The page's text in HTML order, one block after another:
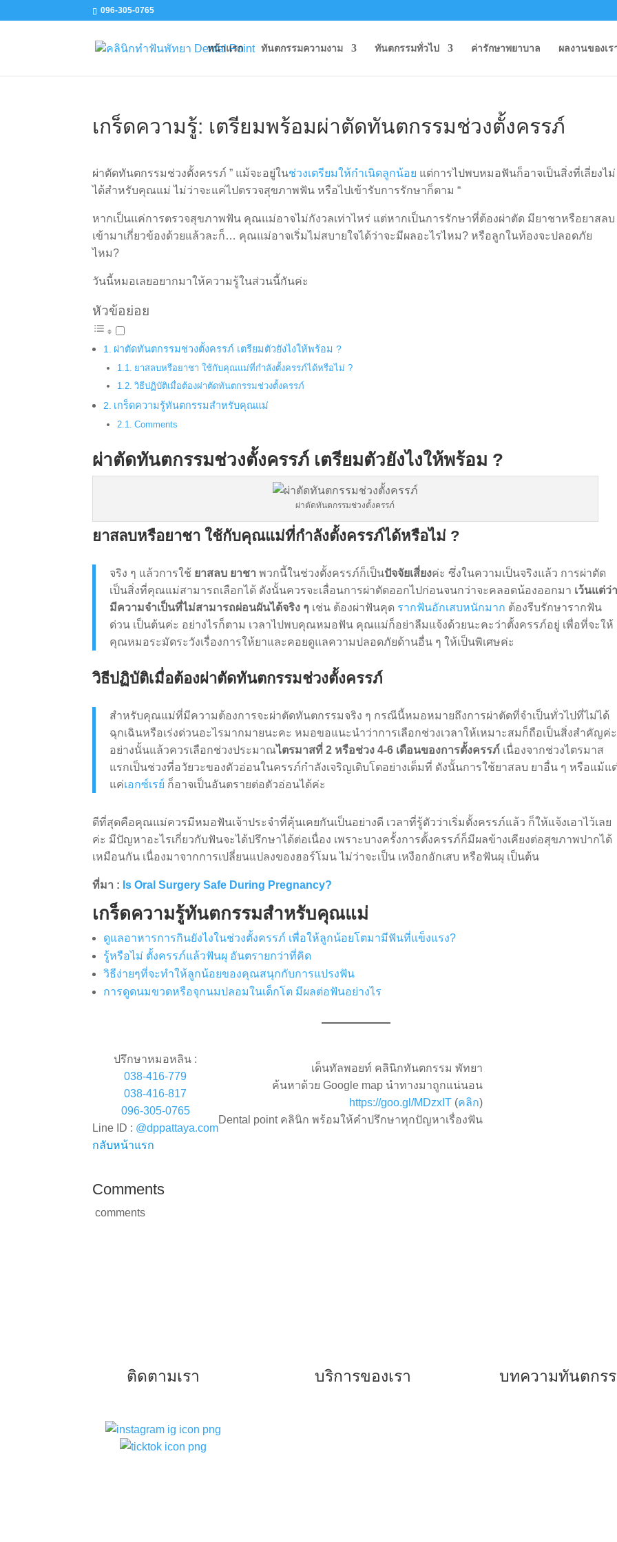
096-305-0765
หน้าแรก ทันตกรรมความงาม ทันตกรรมทั่วไป ค่ารักษาพยาบาล ผลงานของเร
เกร็ดความรู้: เตรียมพร้อมผ่าตัดทันตกรรมช่วงตั้งครรภ์
ผ่าตัดทันตกรรมช่วงตั้งครรภ์ ” แม้จะอยู่ในช่วงเตรียมให้กำเนิดลูกน้อย แต่การไปพบหมอฟันก็อาจเป็นสิ่งที่เลี่ยงไม่
ได้สำหรับคุณแม่ ไม่ว่าจะแค่ไปตรวจสุขภาพฟัน หรือไปเข้ารับการรักษาก็ตาม “
หากเป็นแค่การตรวจสุขภาพฟัน คุณแม่อาจไม่กังวลเท่าไหร่ แต่หากเป็นการรักษาที่ต้องผ่าตัด มียาชาหรือยาสลบ
เข้ามาเกี่ยวข้องด้วยแล้วละก็… คุณแม่อาจเริ่มไม่สบายใจได้ว่าจะมีผลอะไรไหม? หรือลูกในท้องจะปลอดภัย
ไหม?
วันนี้หมอเลยอยากมาให้ความรู้ในส่วนนี้กันค่ะ
หัวข้อย่อย
ผ่าตัดทันตกรรมช่วงตั้งครรภ์ เตรียมตัวยังไงให้พร้อม ?
ยาสลบหรือยาชา ใช้กับคุณแม่ที่กำลังตั้งครรภ์ได้หรือไม่ ?
วิธีปฏิบัติเมื่อต้องผ่าตัดทันตกรรมช่วงตั้งครรภ์
เกร็ดความรู้ทันตกรรมสำหรับคุณแม่
Comments
ผ่าตัดทันตกรรมช่วงตั้งครรภ์ เตรียมตัวยังไงให้พร้อม ?
ผ่าตัดทันตกรรมช่วงตั้งครรภ์
ยาสลบหรือยาชา ใช้กับคุณแม่ที่กำลังตั้งครรภ์ได้หรือไม่ ?
จริง ๆ แล้วการใช้ ยาสลบ ยาชา พวกนี้ในช่วงตั้งครรภ์ก็เป็นปัจจัยเสี่ยงค่ะ ซึ่งในความเป็นจริงแล้ว การผ่าตัด
เป็นสิ่งที่คุณแม่สามารถเลือกได้ ดังนั้นควรจะเลื่อนการผ่าตัดออกไปก่อนจนกว่าจะคลอดน้องออกมา เว้นแต่ว่
มีความจำเป็นที่ไม่สามารถผ่อนผันได้จริง ๆ เช่น ต้องผ่าฟันคุด รากฟันอักเสบหนักมาก ต้องรีบรักษารากฟัน
ด่วน เป็นต้นค่ะ อย่างไรก็ตาม เวลาไปพบคุณหมอฟัน คุณแม่ก็อย่าลืมแจ้งด้วยนะคะว่าตั้งครรภ์อยู่ เพื่อที่จะให้
คุณหมอระมัดระวังเรื่องการให้ยาและคอยดูแลความปลอดภัยด้านอื่น ๆ ให้เป็นพิเศษค่ะ
วิธีปฏิบัติเมื่อต้องผ่าตัดทันตกรรมช่วงตั้งครรภ์
สำหรับคุณแม่ที่มีความต้องการจะผ่าตัดทันตกรรมจริง ๆ กรณีนี้หมอหมายถึงการผ่าตัดที่จำเป็นทั่วไปที่ไม่ได้
ฉุกเฉินหรือเร่งด่วนอะไรมากมายนะคะ หมอขอแนะนำว่าการเลือกช่วงเวลาให้เหมาะสมก็ถือเป็นสิ่งสำคัญค่ะ
อย่างนั้นแล้วควรเลือกช่วงประมาณไตรมาสที่2 หรือช่วง 4-6 เดือนของการตั้งครรภ์ เนื่องจากช่วงไตรมาส
แรกเป็นช่วงที่อวัยวะของตัวอ่อนในครรภ์กำลังเจริญเติบโตอย่างเต็มที่ ดังนั้นการใช้ยาสลบ ยาอื่น ๆ หรือแม้แ
แค่เอกซ์เรย์ ก็อาจเป็นอันตรายต่อตัวอ่อนได้ค่ะ
ดีที่สุดคือคุณแม่ควรมีหมอฟันเจ้าประจำที่คุ้นเคยกันเป็นอย่างดี เวลาที่รู้ตัวว่าเริ่มตั้งครรภ์แล้ว ก็ให้แจ้งเอาไว้เลย
ค่ะ มีปัญหาอะไรเกี่ยวกับฟันจะได้ปรึกษาได้ต่อเนื่อง เพราะบางครั้งการตั้งครรภ์ก็มีผลข้างเคียงต่อสุขภาพปากได้
เหมือนกัน เนื่องมาจากการเปลี่ยนแปลงของฮอร์โมน ไม่ว่าจะเป็น เหงือกอักเสบ หรือฟันผุ เป็นต้น
ที่มา : Is Oral Surgery Safe During Pregnancy?
เกร็ดความรู้ทันตกรรมสำหรับคุณแม่
ดูแลอาหารการกินยังไงในช่วงตั้งครรภ์ เพื่อให้ลูกน้อยโตมามีฟันที่แข็งแรง?
รู้หรือไม่ ตั้งครรภ์แล้วฟันผุ อันตรายกว่าที่คิด
วิธีง่ายๆที่จะทำให้ลูกน้อยของคุณสนุกกับการแปรงฟัน
การดูดนมขวดหรือจุกนมปลอมในเด็กโต มีผลต่อฟันอย่างไร
ปรึกษาหมอหลิน :
038-416-779
038-416-817
096-305-0765
Line ID : @dppattaya.com
เด็นทัลพอยท์ คลินิกทันตกรรม พัทยา
ค้นหาด้วย Google map นำทางมาถูกแน่นอน
https://goo.gl/MDzxIT (คลิก)
Dental point คลินิก พร้อมให้คำปรึกษาทุกปัญหาเรื่องฟัน
กลับหน้าแรก
Comments
comments
ติดตามเรา บริการของเรา บทความทันตกร